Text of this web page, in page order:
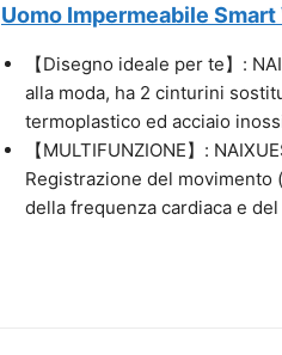
Uomo Impermeabile Smart
【Disegno ideale per te】:
alla moda, ha 2 cinturini
termoplastico ed acciaio
【MULTIFUNZIONE】:
Registrazione del movimento
della frequenza cardiaca e